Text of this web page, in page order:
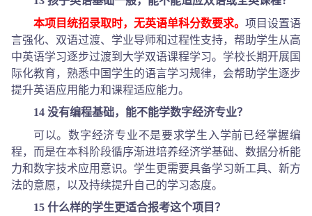
本项目统招录取时，无英语单科分数要求。 项目设置语
言强化、双语过渡、学业导师和过程性支持，帮助学生从高
中英语学习逐步过渡到大学双语课程学习。学校长期开展国
际化教育，熟悉中国学生的语言学习规律，会帮助学生逐步
提升英语应用能力和课程适应能力。
14 没有编程基础，能不能学数字经济专业？
可以。数字经济专业不是要求学生入学前已经掌握编
程，而是在本科阶段循序渐进培养经济学基础、数据分析能
力和数字技术应用意识。学生更需要具备学习新工具、新方
法的意愿，以及持续提升自己的学习态度。
15 什么样的学生更适合报考这个项目？